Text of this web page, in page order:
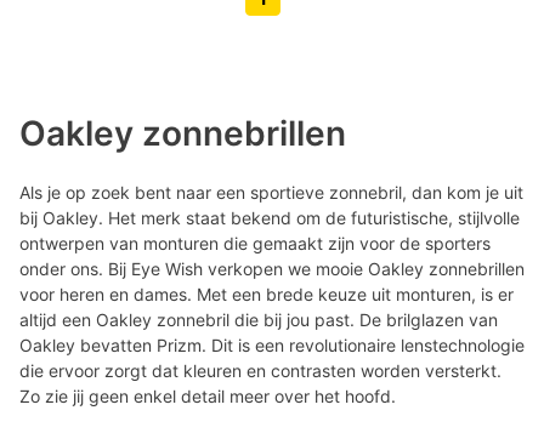
Vorige pagina knop
Oakley zonnebrillen
Als je op zoek bent naar een sportieve zonnebril, dan kom je uit
bij Oakley. Het merk staat bekend om de futuristische, stijlvolle
ontwerpen van monturen die gemaakt zijn voor de sporters
onder ons. Bij Eye Wish verkopen we mooie Oakley zonnebrillen
voor heren en dames. Met een brede keuze uit monturen, is er
altijd een Oakley zonnebril die bij jou past. De brilglazen van
Oakley bevatten Prizm. Dit is een revolutionaire lenstechnologie
die ervoor zorgt dat kleuren en contrasten worden versterkt.
Zo zie jij geen enkel detail meer over het hoofd.